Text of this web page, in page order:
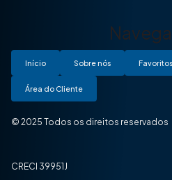
Início Sobre nós Favoritos
Área do Cliente
© 2025 Todos os direitos reservados
CRECI 39951J